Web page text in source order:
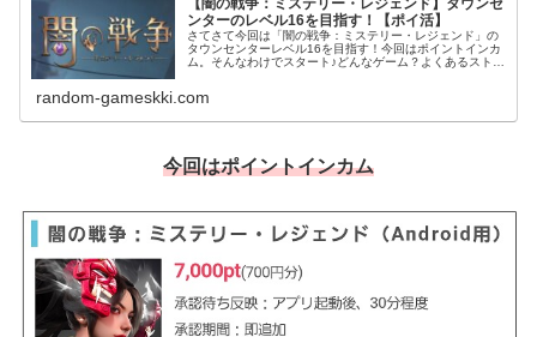
【闇の戦争：ミステリー・レジェンド】タウンセ
ンターのレベル16を目指す！【ポイ活】
さてさて今回は「闇の戦争：ミステリー・レジェンド」の
タウンセンターレベル16を目指す！今回はポイントインカ
ム。そんなわけでスタート♪どんなゲーム？よくあるストラ
random-gameskki.com
今回はポイントインカム